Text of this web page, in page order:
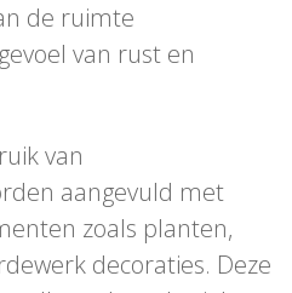
de ruimte
van rust en
van
aangevuld met
zoals planten,
decoraties. Deze